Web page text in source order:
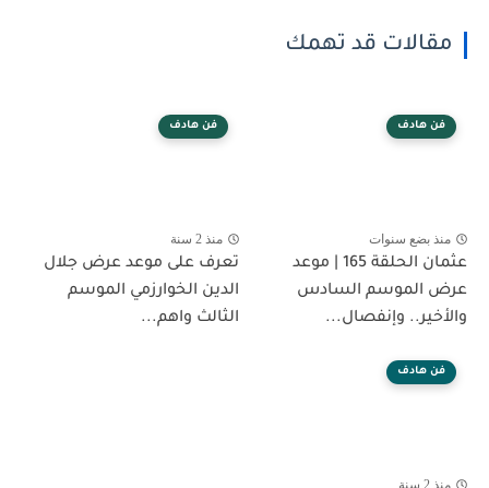
مقالات قد تهمك
فن هادف
منذ بضع سنوات
عثمان الحلقة 165 | موعد
عرض الموسم السادس
والأخير.. وإنفصال...
فن هادف
منذ 2 سنة
تعرف على موعد عرض جلال
الدين الخوارزمي الموسم
الثالث واهم...
فن هادف
منذ 2 سنة